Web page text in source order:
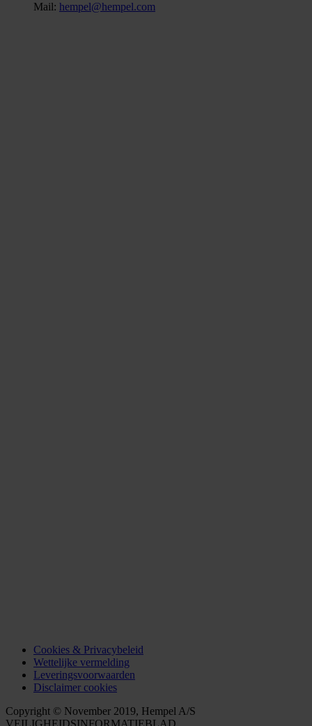
Mail: hempel@hempel.com
Cookies & Privacybeleid
Wettelijke vermelding
Leveringsvoorwaarden
Disclaimer cookies
Copyright © November 2019, Hempel A/S
VEILIGHEIDSINFORMATIEBLAD